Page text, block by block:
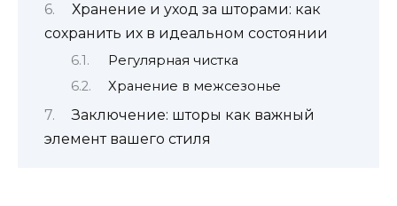
Хранение и уход за шторами: как
сохранить их в идеальном состоянии
Регулярная чистка
Хранение в межсезонье
Заключение: шторы как важный
элемент вашего стиля